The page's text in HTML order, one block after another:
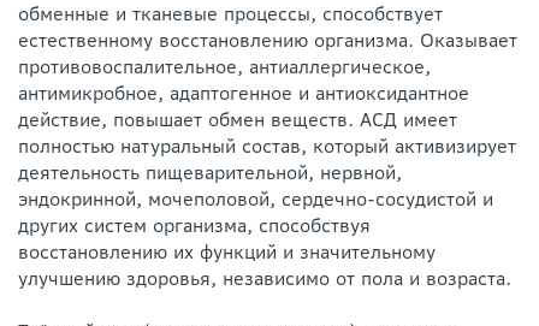
обменные и тканевые процессы, способствует
естественному восстановлению организма. Оказывает
противовоспалительное, антиаллергическое,
антимикробное, адаптогенное и антиоксидантное
действие, повышает обмен веществ. АСД имеет
полностью натуральный состав, который активизирует
деятельность пищеварительной, нервной,
эндокринной, мочеполовой, сердечно-сосудистой и
других систем организма, способствуя
восстановлению их функций и значительному
улучшению здоровья, независимо от пола и возраста.